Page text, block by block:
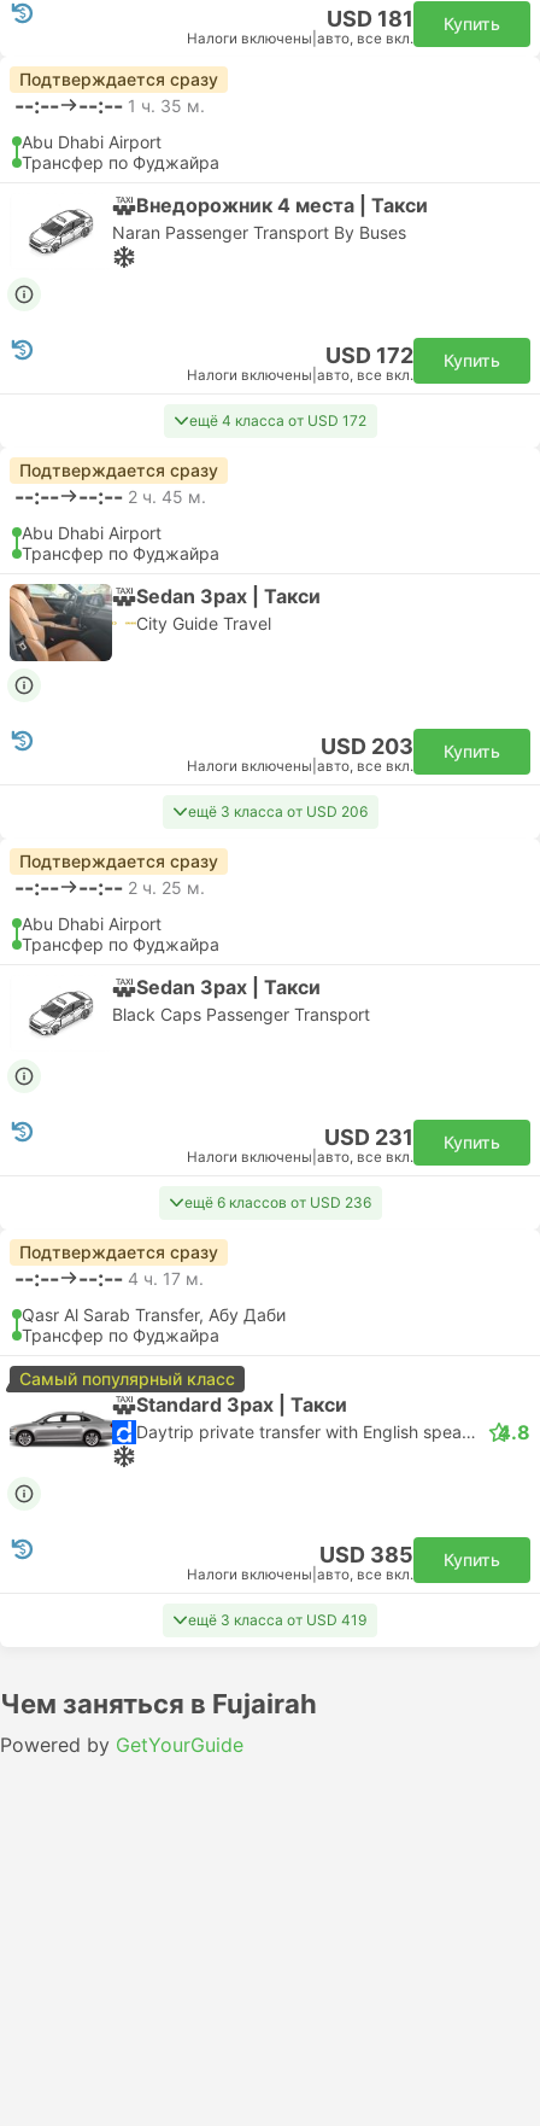
USD 181
Налоги включены авто, все вкл.
Купить
Подтверждается сразу
--:-- --:-- 1 ч. 35 м.
Abu Dhabi Airport
Трансфер по Фуджайра
Внедорожник 4 места | Такси
Naran Passenger Transport By Buses
USD 172
Налоги включены авто, все вкл.
Купить
ещё 4 класса от USD 172
Подтверждается сразу
--:-- --:-- 2 ч. 45 м.
Abu Dhabi Airport
Трансфер по Фуджайра
Sedan 3pax | Такси
City Guide Travel
USD 203
Налоги включены авто, все вкл.
Купить
ещё 3 класса от USD 206
Подтверждается сразу
--:-- --:-- 2 ч. 25 м.
Abu Dhabi Airport
Трансфер по Фуджайра
Sedan 3pax | Такси
Black Caps Passenger Transport
USD 231
Налоги включены авто, все вкл.
Купить
ещё 6 классов от USD 236
Подтверждается сразу
--:-- --:-- 4 ч. 17 м.
Qasr Al Sarab Transfer, Абу Даби
Трансфер по Фуджайра
Самый популярный класс
Standard 3pax | Такси
Daytrip private transfer with English speaking driver 4.8
USD 385
Налоги включены авто, все вкл.
Купить
ещё 3 класса от USD 419
Чем заняться в Fujairah
Powered by GetYourGuide